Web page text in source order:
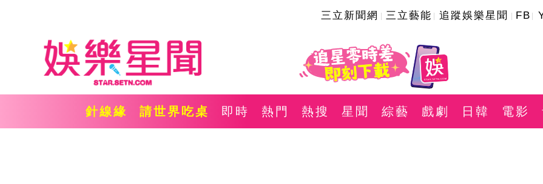
三立新聞網 三立藝能 追蹤娛樂星聞 FB
針線緣 請世界吃桌 即時 熱門 熱搜 星聞 綜藝 戲劇 日韓 電影